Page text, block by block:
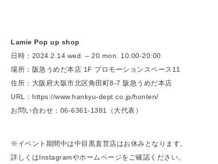
Lamie Pop up shop
日時：2024.2.14 wed. – 20 mon. 10:00-20:00
場所：阪急うめだ本店 1F プロモーションスペース11
住所：大阪府大阪市北区角田町8-7 阪急うめだ本店
URL：https://www.hankyu-dept.co.jp/honten/
お問い合わせ：06-6361-1381（大代表）
※イベント期間中は中目黒直営店はお休みとなります。
詳しくはInstagramやホームページをご確認ください。